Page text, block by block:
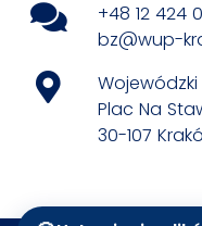
+48 12 424
bz@wup-
Plac Na
30-107